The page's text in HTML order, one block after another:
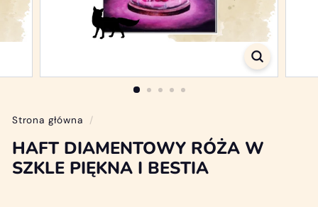
y
/
i
m
o
n
Strona główna /
HAFT DIAMENTOWY RÓŻA W
SZKLE PIĘKNA I BESTIA